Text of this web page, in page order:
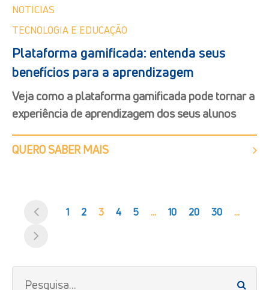
NOTICIAS
TECNOLOGIA E EDUCAÇÃO
Plataforma gamificada: entenda seus
benefícios para a aprendizagem
Veja como a plataforma gamificada pode tornar a
experiência de aprendizagem dos seus alunos
QUERO SABER MAIS
1 2 3 4 5 ... 10 20 30 ...